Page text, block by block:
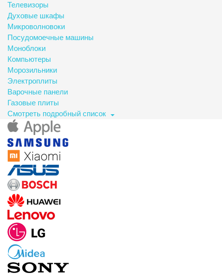
Телевизоры
Духовые шкафы
Микроволновоки
Посудомоечные машины
Моноблоки
Компьютеры
Морозильники
Электроплиты
Варочные панели
Газовые плиты
Смотреть подробный список